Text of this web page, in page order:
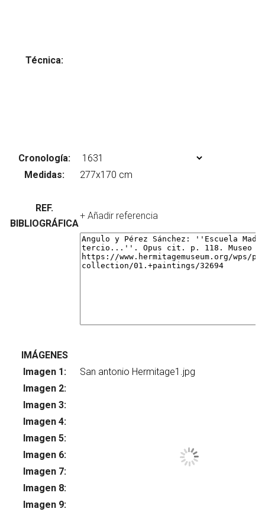
Técnica:
Cronología:
Medidas:
REF.
BIBLIOGRÁFICA
+ Añadir referencia
IMÁGENES
Imagen 1:
Imagen 2:
Imagen 3:
Imagen 4:
Imagen 5:
Imagen 6:
Imagen 7:
Imagen 8:
Imagen 9: